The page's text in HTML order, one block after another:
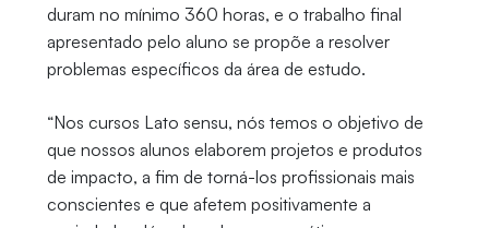
duram no mínimo 360 horas, e o trabalho final
apresentado pelo aluno se propõe a resolver
problemas específicos da área de estudo.
“Nos cursos Lato sensu, nós temos o objetivo de
que nossos alunos elaborem projetos e produtos
de impacto, a fim de torná-los profissionais mais
conscientes e que afetem positivamente a